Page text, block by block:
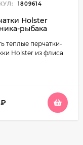
1809614
Holster
рыбака
теплые перчатки-
Holster из флиса
₽